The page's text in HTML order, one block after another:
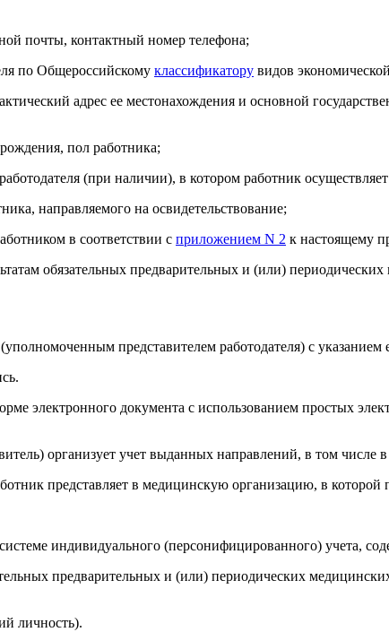
почты, контактный номер телефона;
по Общероссийскому классификатору видов
адрес ее местонахождения и основной
пол работника;
(при наличии), в котором работник
направляемого на освидетельствование;
в соответствии с приложением N 2 к настоящему
обязательных предварительных и (или)
представителем работодателя) с
электронного документа с использованием простых
организует учет выданных направлений, в том числе
представляет в медицинскую организацию, в
индивидуального (персонифицированного) учета,
предварительных и (или) периодических
личность).